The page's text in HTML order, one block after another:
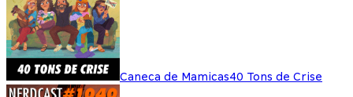
Caneca de Mamicas40 Tons de Crise